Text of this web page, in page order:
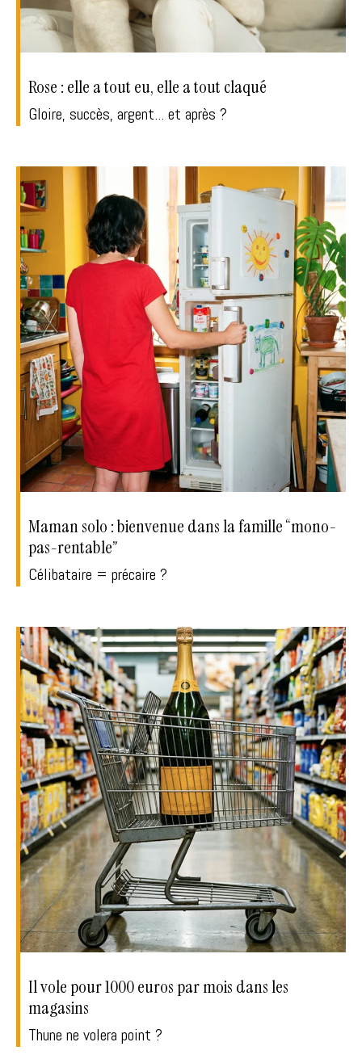
Rose : elle a tout eu, elle a tout claqué
Gloire, succès, argent... et après ?
Maman solo : bienvenue dans la famille “mono-
pas-rentable”
Célibataire = précaire ?
Il vole pour 1000 euros par mois dans les
magasins
Thune ne volera point ?